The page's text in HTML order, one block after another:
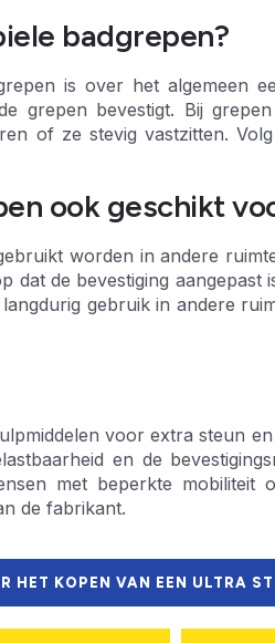
badgrepen?
is over het algemeen
grepen bevestigt. Bij
of ze stevig vastzitten.
ook geschikt
worden in andere
dat de bevestiging
gebruik in andere
voor extra steun
en de
met beperkte
de fabrikant.
HET KOPEN VAN EEN ULTRA